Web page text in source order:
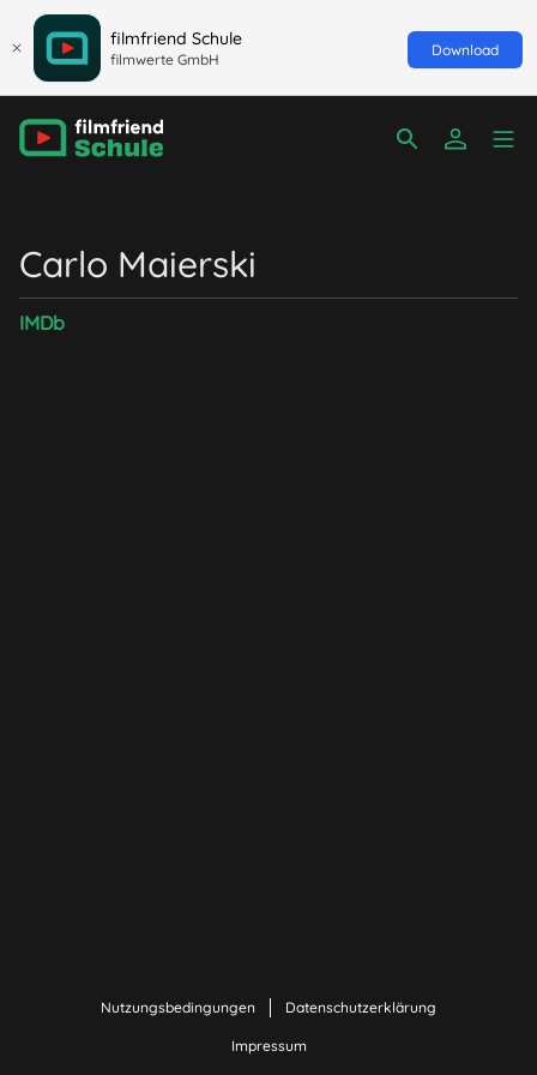
filmfriend Schule
filmwerte GmbH
Download
Carlo Maierski
IMDb
Nutzungsbedingungen Datenschutzerklärung
Impressum